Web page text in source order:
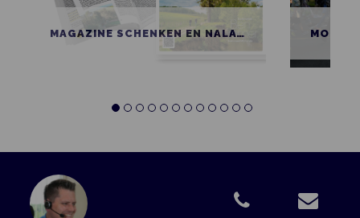
MAGAZINE SCHENKEN EN NALATEN AAN GOEDE DOELEN